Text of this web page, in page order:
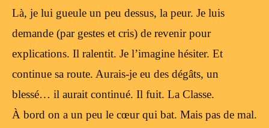
Là, je lui gueule un peu dessus, la peur. Je luis
demande (par gestes et cris) de revenir pour
explications. Il ralentit. Je l’imagine hésiter. Et
continue sa route. Aurais-je eu des dégâts, un
blessé… il aurait continué. Il fuit. La Classe.
À bord on a un peu le cœur qui bat. Mais pas de mal.